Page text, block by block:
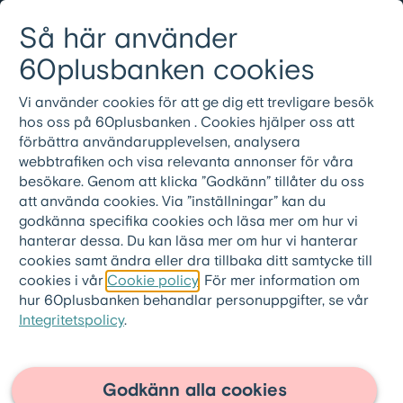
Så här använder
60plusbanken cookies
Vi använder cookies för att ge dig ett trevligare besök
hos oss på 60plusbanken . Cookies hjälper oss att
förbättra användarupplevelsen, analysera
webbtrafiken och visa relevanta annonser för våra
besökare. Genom att klicka ”Godkänn” tillåter du oss
att använda cookies. Via ”inställningar” kan du
godkänna specifika cookies och läsa mer om hur vi
hanterar dessa. Du kan läsa mer om hur vi hanterar
cookies samt ändra eller dra tillbaka ditt samtycke till
cookies i vår Cookie policy . För mer information om
hur 60plusbanken behandlar personuppgifter, se vår
Integritetspolicy.
Godkänn alla cookies
Meny
08-501 01 200
60plusbanken.se > Ordlista
Värdering
En värdering innebär att det görs en
kvalificerad bedömning av bostadens
marknadsvärde som utförs av en
värderingsspecialist eller en
fastighetsmäklare.
boarea, antalet rum och standard. Även
faktorer som årsavgift påverkar värdet.